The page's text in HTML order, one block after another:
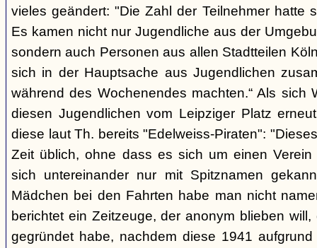
vieles geändert: "Die Zahl der Teilnehmer hatte
Es kamen nicht nur Jugendliche aus der
sondern auch Personen aus allen Stadtteilen
sich in der Hauptsache aus Jugendlichen
während des Wochenendes machten.“ Als sich
diesen Jugendlichen vom Leipziger Platz
diese laut Th. bereits "Edelweiss-Piraten":
Zeit üblich, ohne dass es sich um einen
sich untereinander nur mit Spitznamen
Mädchen bei den Fahrten habe man nicht
berichtet ein Zeitzeuge, der anonym blieben
gegründet habe, nachdem diese 1941